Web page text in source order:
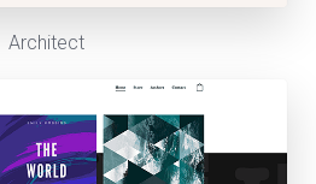
Architect